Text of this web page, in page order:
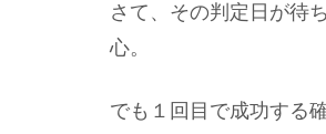
さて、その判定日が待
心。
でも１回目で成功する